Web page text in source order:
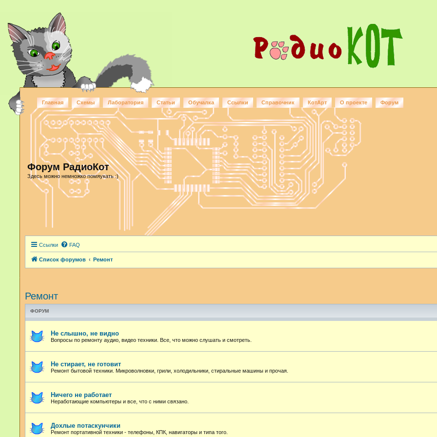
Главная Схемы Лаборатория Статьи Обучалка Ссылки Справочник КотАрт О проекте Форум
Форум РадиоКот
Здесь можно немножко помяукать :)
Ссылки FAQ
Список форумов Ремонт
Ремонт
ФОРУМ
Не слышно, не видно
Вопросы по ремонту аудио, видео техники. Все, что можно слушать и смотреть.
Не стирает, не готовит
Ремонт бытовой техники. Микроволновки, грили, холодильники, стиральные машины и прочая.
Ничего не работает
Неработающие компьютеры и все, что с ними связано.
Дохлые потаскунчики
Ремонт портативной техники - телефоны, КПК, навигаторы и типа того.